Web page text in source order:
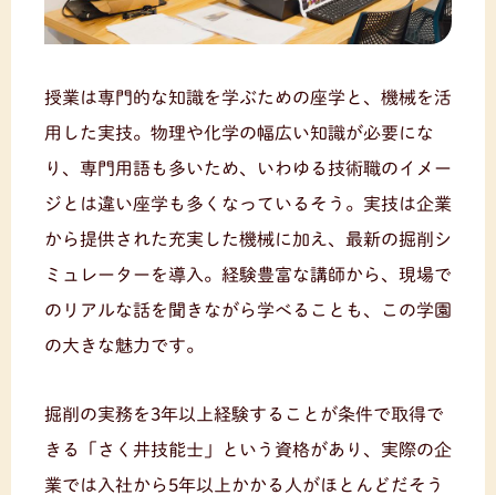
授業は専門的な知識を学ぶための座学と、機械を活
用した実技。物理や化学の幅広い知識が必要にな
り、専門用語も多いため、いわゆる技術職のイメー
ジとは違い座学も多くなっているそう。実技は企業
から提供された充実した機械に加え、最新の掘削シ
ミュレーターを導入。経験豊富な講師から、現場で
のリアルな話を聞きながら学べることも、この学園
の大きな魅力です。
掘削の実務を3年以上経験することが条件で取得で
きる「さく井技能士」という資格があり、実際の企
業では入社から5年以上かかる人がほとんどだそう